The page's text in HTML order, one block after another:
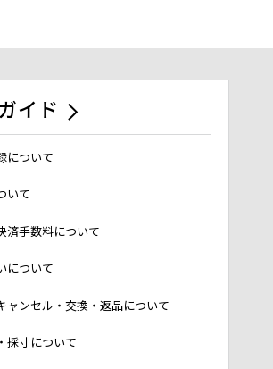
イド
について
いて
済手数料について
について
ャンセル・交換・返品について
採寸について